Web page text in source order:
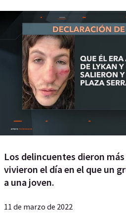
Los delincuentes dieron
vivieron el día en el que un
a una joven.
11 de marzo de 2022